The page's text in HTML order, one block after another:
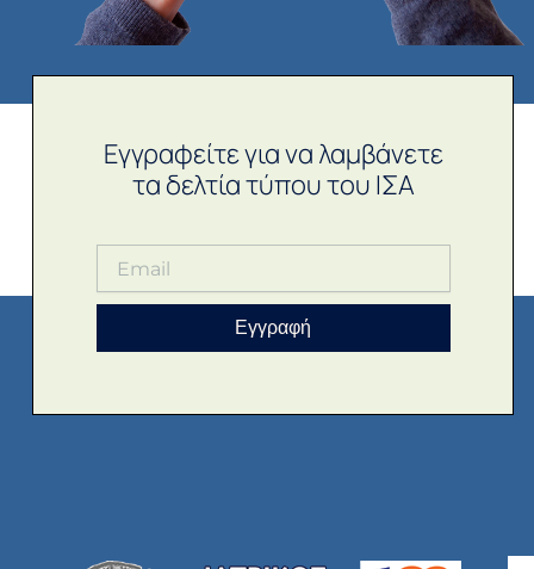
Εγγραφείτε για να λαμβάνετε
τα δελτία τύπου του ΙΣΑ
Εγγραφή